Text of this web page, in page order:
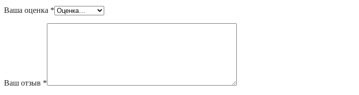
Ваша оценка *
Ваш отзыв *